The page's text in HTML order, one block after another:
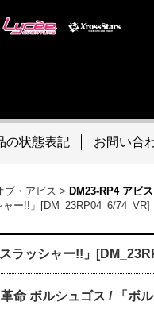
の状態表記 お問い合
ブ・アビス > DM23-RP4 アビ
ー!!」[DM_23RP04_6/74_VR]
ラッシャー!!」
命 ボルシュゴス / 「ボ